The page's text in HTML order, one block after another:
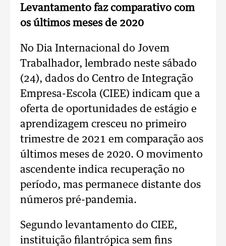
Levantamento faz comparativo com
os últimos meses de 2020
No Dia Internacional do Jovem
Trabalhador, lembrado neste sábado
(24), dados do Centro de Integração
Empresa-Escola (CIEE) indicam que a
oferta de oportunidades de estágio e
aprendizagem cresceu no primeiro
trimestre de 2021 em comparação aos
últimos meses de 2020. O movimento
ascendente indica recuperação no
período, mas permanece distante dos
números pré-pandemia.
Segundo levantamento do CIEE,
instituição filantrópica sem fins